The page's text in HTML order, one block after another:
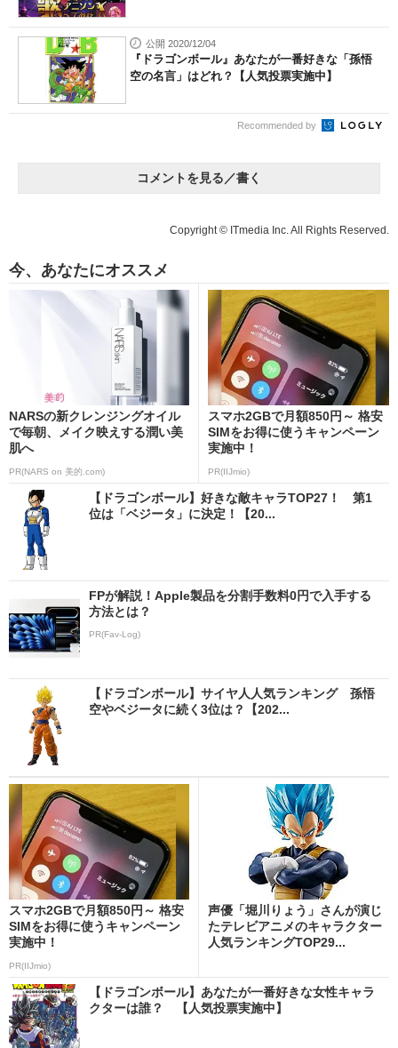
公開 2020/12/04
『ドラゴンボール』あなたが一番好きな「孫悟
空の名言」はどれ？【人気投票実施中】
Recommended by
コメントを見る／書く
Copyright © ITmedia Inc. All Rights Reserved.
今、あなたにオススメ
NARSの新クレンジングオイル
で毎朝、メイク映えする潤い美
肌へ
PR(NARS on 美的.com)
スマホ2GBで月額850円～ 格安
SIMをお得に使うキャンペーン
実施中！
PR(IIJmio)
【ドラゴンボール】好きな敵キャラTOP27！ 第1
位は「ベジータ」に決定！【20...
FPが解説！Apple製品を分割手数料0円で入手する
方法とは？
PR(Fav-Log)
【ドラゴンボール】サイヤ人人気ランキング 孫悟
空やベジータに続く3位は？【202...
スマホ2GBで月額850円～ 格安
SIMをお得に使うキャンペーン
実施中！
PR(IIJmio)
声優「堀川りょう」さんが演じ
たテレビアニメのキャラクター
人気ランキングTOP29...
【ドラゴンボール】あなたが一番好きな女性キャラ
クターは誰？ 【人気投票実施中】